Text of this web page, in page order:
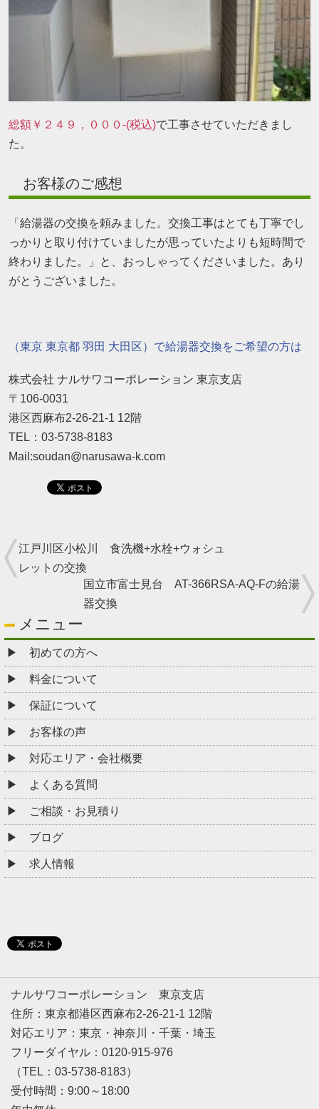
総額￥２４９，０００-(税込)で工事させていただきまし
た。
お客様のご感想
「給湯器の交換を頼みました。交換工事はとても丁寧でし
っかりと取り付けていましたが思っていたよりも短時間で
終わりました。」と、おっしゃってくださいました。あり
がとうございました。
（東京 東京都 羽田 大田区）で給湯器交換をご希望の方は
株式会社 ナルサワコーポレーション 東京支店
〒106-0031
港区西麻布2-26-21-1 12階
TEL：03-5738-8183
Mail:soudan@narusawa-k.com
江戸川区小松川 食洗機+水栓+ウォシュ
レットの交換
国立市富士見台 AT-366RSA-AQ-Fの給湯
器交換
メニュー
初めての方へ
料金について
保証について
お客様の声
対応エリア・会社概要
よくある質問
ご相談・お見積り
ブログ
求人情報
ナルサワコーポレーション 東京支店
住所：東京都港区西麻布2-26-21-1 12階
対応エリア：東京・神奈川・千葉・埼玉
フリーダイヤル：0120-915-976
（TEL：03-5738-8183）
受付時間：9:00～18:00